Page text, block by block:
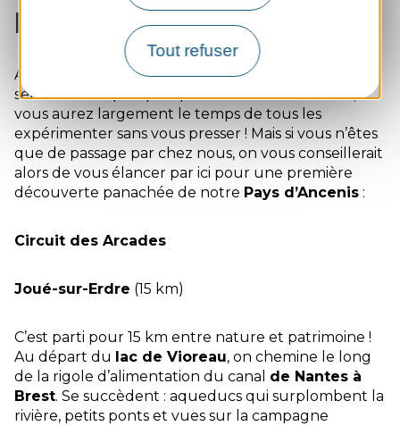
Tout refuser
Nos itinéraires coups de cœur
Avec cette offre pléthorique, difficile de n’en
sélectionner que quelques-uns. Si vous vivez ici,
vous aurez largement le temps de tous les
expérimenter sans vous presser ! Mais si vous n’êtes
que de passage par chez nous, on vous conseillerait
alors de vous élancer par ici pour une première
découverte panachée de notre Pays d’Ancenis :
Circuit des Arcades
Joué-sur-Erdre (15 km)
C’est parti pour 15 km entre nature et patrimoine !
Au départ du
lac de Vioreau, on chemine le long
de la rigole d’alimentation du canal de Nantes à
Brest. Se succèdent : aqueducs qui surplombent la
rivière, petits ponts et vues sur la campagne